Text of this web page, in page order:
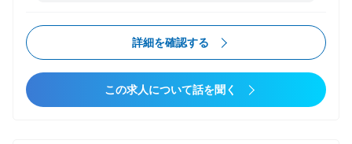
製造ソリューション統括部 【配属事業部の紹介】
ERPパッケージであるIFS CloudのSI(適用企画/要件定
義/基本設計/開発/テスト導入)を移管して実施している
グループです。保守部隊も同じグループで有してお
詳細を確認する
この求人について話を聞く